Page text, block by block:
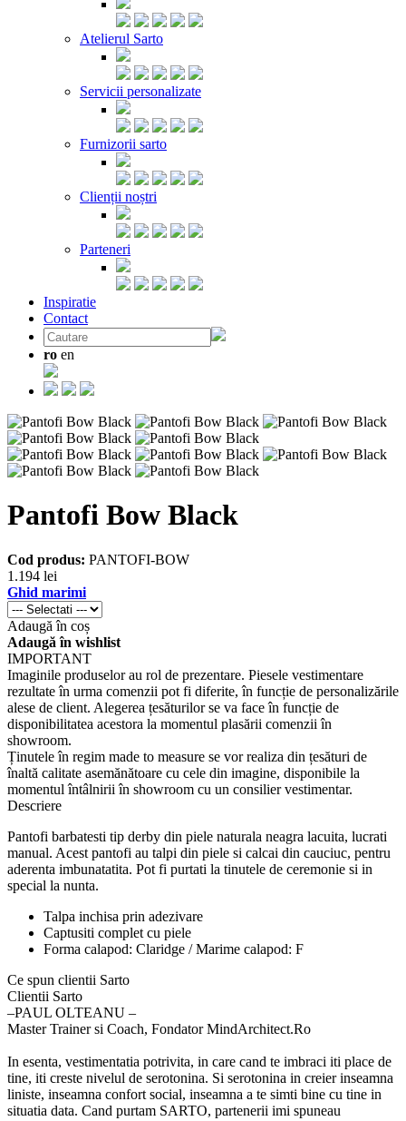
Atelierul Sarto
Servicii personalizate
Furnizorii sarto
Clienții noștri
Parteneri
Inspiratie
Contact
ro en
Pantofi Bow Black
Cod produs: PANTOFI-BOW
1.194 lei
Ghid marimi
Adaugă în coș
Adaugă în wishlist
IMPORTANT
Imaginile produselor au rol de prezentare. Piesele vestimentare
rezultate în urma comenzii pot fi diferite, în funcție de personalizările
alese de client. Alegerea țesăturilor se va face în funcție de
disponibilitatea acestora la momentul plasării comenzii în
showroom.
Ținutele în regim made to measure se vor realiza din țesături de
înaltă calitate asemănătoare cu cele din imagine, disponibile la
momentul întâlnirii în showroom cu un consilier vestimentar.
Descriere
Pantofi barbatesti tip derby din piele naturala neagra lacuita, lucrati
manual. Acest pantofi au talpi din piele si calcai din cauciuc, pentru
aderenta imbunatatita. Pot fi purtati la tinutele de ceremonie si in
special la nunta.
Talpa inchisa prin adezivare
Captusiti complet cu piele
Forma calapod: Claridge / Marime calapod: F
Ce spun clientii Sarto
Clientii Sarto
‒PAUL OLTEANU –
Master Trainer si Coach, Fondator MindArchitect.Ro
In esenta, vestimentatia potrivita, in care cand te imbraci iti place de
tine, iti creste nivelul de serotonina. Si serotonina in creier inseamna
liniste, inseamna confort social, inseamna a te simti bine cu tine in
situatia data. Cand purtam SARTO, partenerii imi spuneau